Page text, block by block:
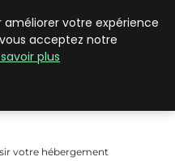
votre hébergement
améliorer votre expérience
acceptez notre
plus